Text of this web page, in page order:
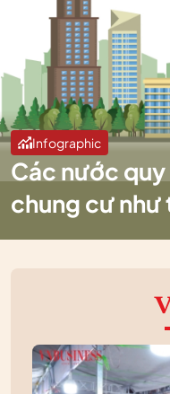
Infographic
Các nước
chung cư như